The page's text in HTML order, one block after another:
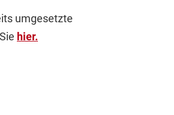
umgesetzte
hier.